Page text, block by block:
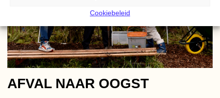
Cookiebeleid
AFVAL NAAR OOGST